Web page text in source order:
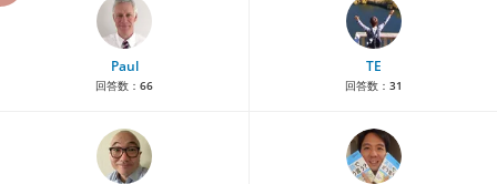
Paul
回答数： 66
TE
回答数： 31